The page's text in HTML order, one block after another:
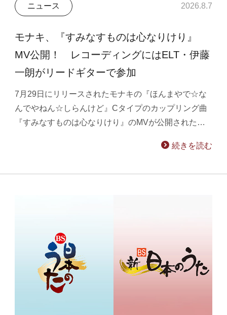
ニュース 2026.8.7
モナキ、『すみなすものは心なりけり』
MV公開！ レコーディングにはELT・伊藤
一朗がリードギターで参加
7月29日にリリースされたモナキの『ほんまやで☆な
んでやねん☆しらんけど』Cタイプのカップリング曲
『すみなすものは心なりけり』のMVが公開された…
続きを読む